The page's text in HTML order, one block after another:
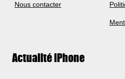
Nous contacter
Actualité iPhone